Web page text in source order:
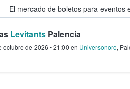
El mercado de boletos para eventos
donde los fans
Levitants Palencia
octubre de 2026 •21:00 en Universonoro,